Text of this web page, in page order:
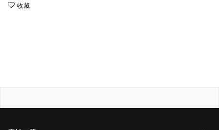
收藏